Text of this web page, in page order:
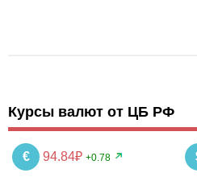
Курсы валют от ЦБ РФ
€ 94.84₽ +0.78